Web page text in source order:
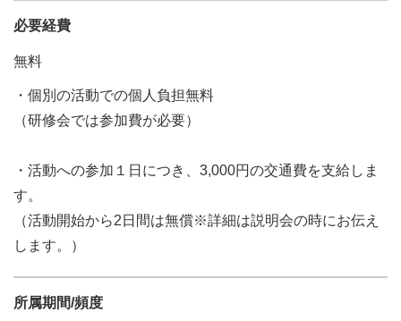
必要経費
無料
・個別の活動での個人負担無料
（研修会では参加費が必要）
・活動への参加１日につき、3,000円の交通費を支給しま
す。
（活動開始から2日間は無償※詳細は説明会の時にお伝え
します。）
所属期間/頻度